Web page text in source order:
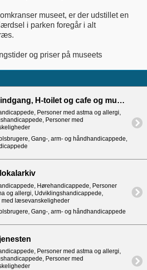
museet, er der udstillet en
i parken foregår i alt
og priser på museets
Hovedindgang, H-toilet og cafe og museumsbutik
Personer med astma og allergi,
Personer med
Gang-, arm- og håndhandicappede,
Hørehandicappede, Personer
og allergi, Udviklingshandicappede,
med læsevanskeligheder
Gang-, arm- og håndhandicappede
Personer med astma og allergi,
Personer med